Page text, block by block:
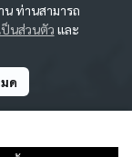
น ท่านสามารถ
ป็นส่วนตัว และ
ด